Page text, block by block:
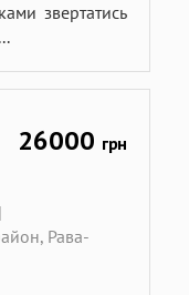
звертатись
26000 грн
|
Рава-